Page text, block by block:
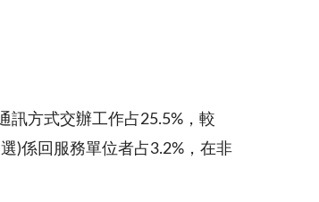
訊方式交辦工作占25.5%，較
)係回服務單位者占3.2%，在非